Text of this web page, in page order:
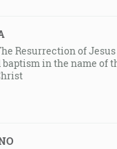
Resurrection of
in the name of